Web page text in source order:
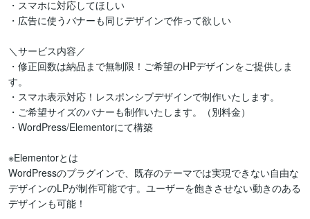
・スマホに対応してほしい
・広告に使うバナーも同じデザインで作って欲しい
＼サービス内容／
・修正回数は納品まで無制限！ご希望のHPデザインをご提供しま
す。
・スマホ表示対応！レスポンシブデザインで制作いたします。
・ご希望サイズのバナーも制作いたします。（別料金）
・WordPress/Elementorにて構築
※Elementorとは
WordPressのプラグインで、既存のテーマでは実現できない自由な
デザインのLPが制作可能です。ユーザーを飽きさせない動きのある
デザインも可能！